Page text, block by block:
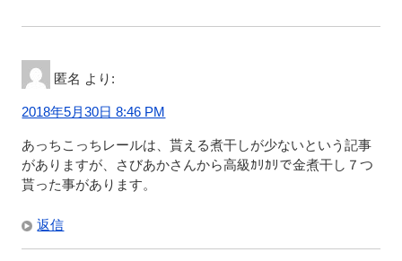
匿名 より:
2018年5月30日 8:46 PM
あっちこっちレールは、貰える煮干しが少ないという記事
がありますが、さびあかさんから高級ｶﾘｶﾘで金煮干し７つ
貰った事があります。
返信